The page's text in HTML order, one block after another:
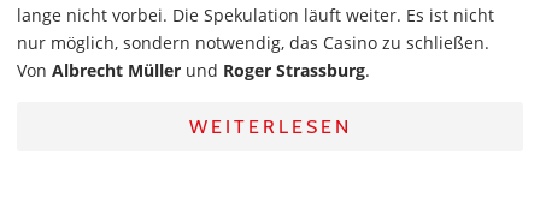
lange nicht vorbei. Die Spekulation läuft weiter. Es ist nicht
nur möglich, sondern notwendig, das Casino zu schließen.
Von Albrecht Müller und Roger Strassburg.
WEITERLESEN